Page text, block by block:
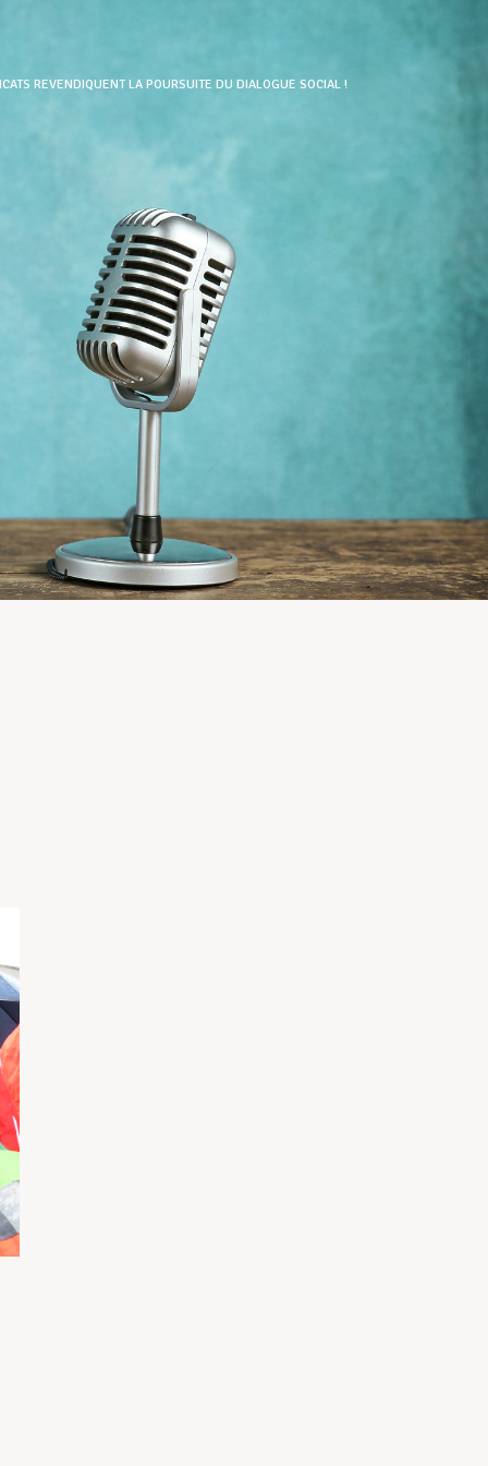
REVENDIQUENT LA POURSUITE DU DIALOGUE SOCIAL !